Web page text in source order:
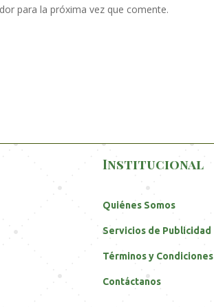
para la próxima vez que comente.
Institucional
Quiénes Somos
Servicios de Publicidad
Términos y Condiciones
Contáctanos